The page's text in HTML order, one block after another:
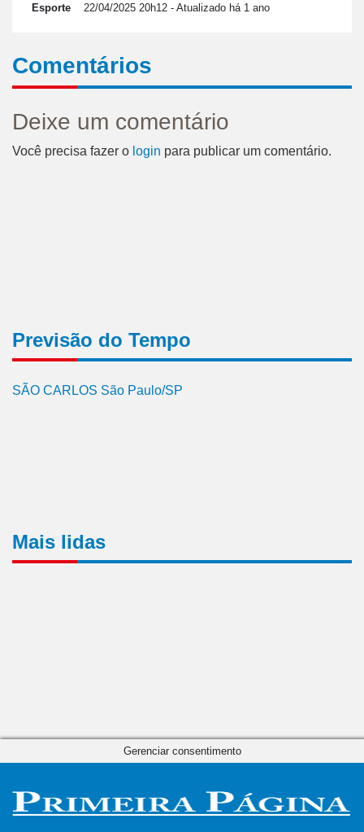
Esporte 22/04/2025 20h12 - Atualizado há 1 ano
Comentários
Deixe um comentário
Você precisa fazer o login para publicar um comentário.
Previsão do Tempo
SÃO CARLOS São Paulo/SP
Mais lidas
Gerenciar consentimento